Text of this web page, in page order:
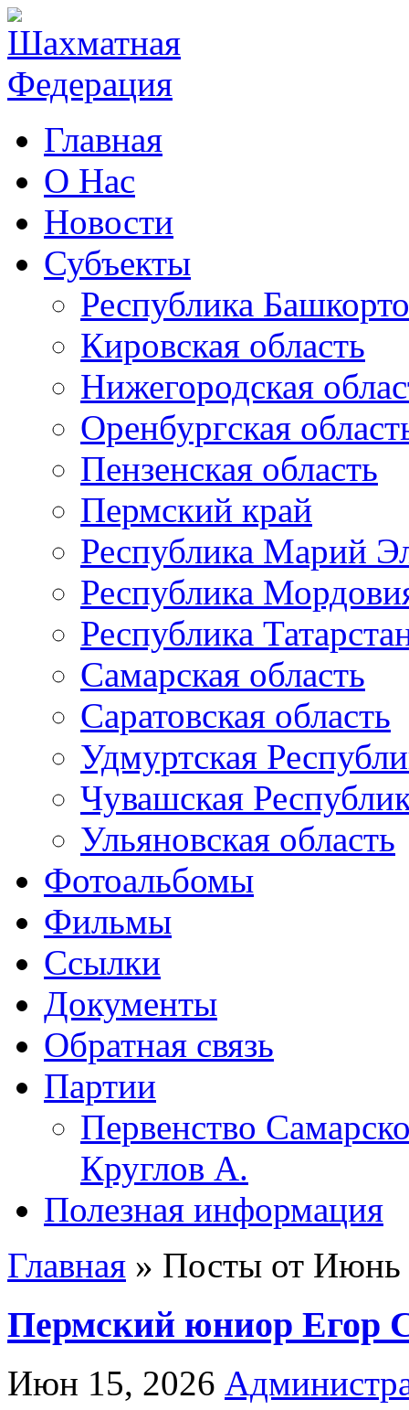
Главная
О Нас
Новости
Субъекты
Республика
Кировская область
Нижегородская
Оренбургская
Пензенская область
Пермский край
Республика Марий
Республика
Республика
Самарская область
Саратовская область
Удмуртская
Чувашская
Ульяновская область
Фотоальбомы
Фильмы
Ссылки
Документы
Обратная связь
Партии
Первенство
Круглов А.
Полезная информация
Главная » Посты от Июнь
Пермский юниор Егор
Июн 15, 2026